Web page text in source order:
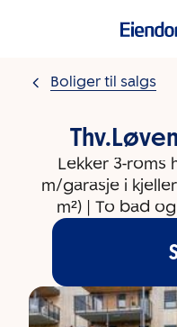
Boliger til salgs
Lekker 3-roms
m/garasje i
m²) | To bad